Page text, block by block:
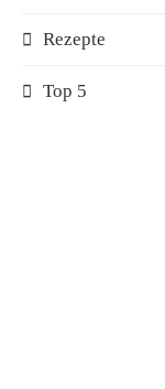
Rezepte
Top 5